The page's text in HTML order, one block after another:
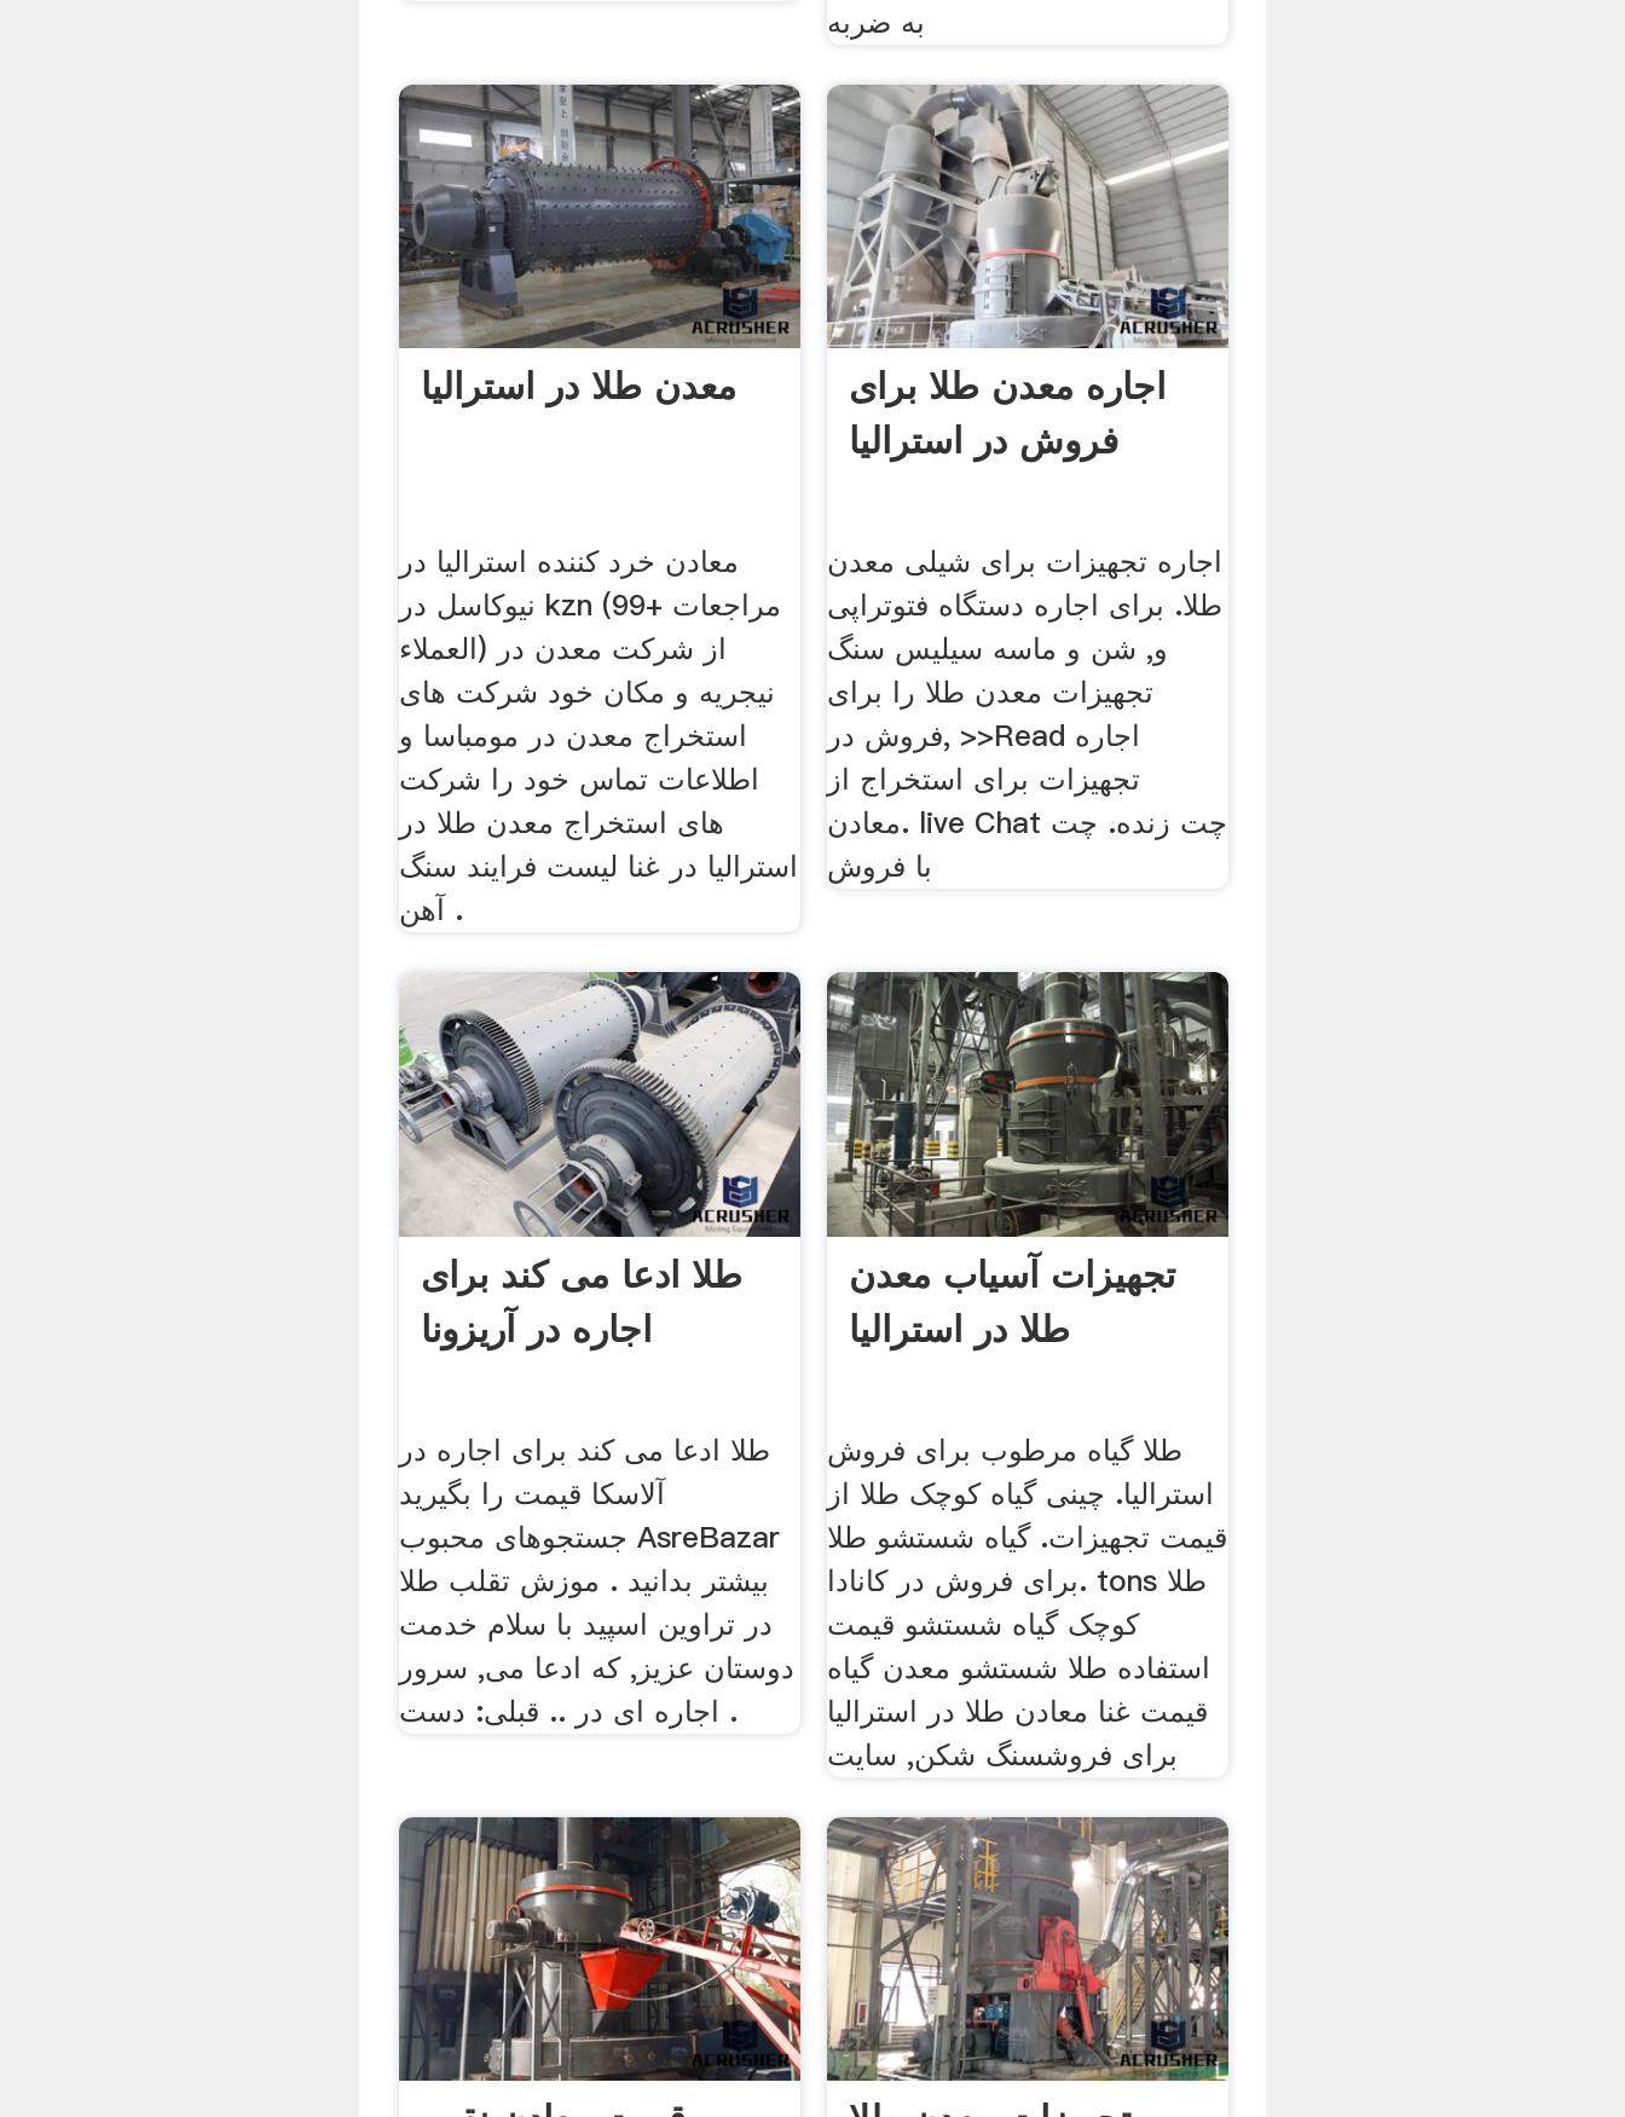
به ضربه
معدن طلا در استرالیا
معادن خرد کننده استرالیا در
نیوکاسل در kzn (99+ مراجعات
العملاء) از شرکت معدن در
نیجریه و مکان خود شرکت های
استخراج معدن در مومباسا و
اطلاعات تماس خود را شرکت
های استخراج معدن طلا در
استرالیا در غنا لیست فرایند سنگ
آهن .
اجاره معدن طلا برای
فروش در استرالیا
اجاره تجهیزات برای شیلی معدن
طلا. برای اجاره دستگاه فتوتراپی
و, شن و ماسه سیلیس سنگ
تجهیزات معدن طلا را برای
فروش در, >>Read اجاره
تجهیزات برای استخراج از
معادن. live Chat چت زنده. چت
با فروش
طلا ادعا می کند برای
اجاره در آریزونا
طلا ادعا می کند برای اجاره در
آلاسکا قیمت را بگیرید
جستجوهای محبوب AsreBazar
بیشتر بدانید . موزش تقلب طلا
در تراوین اسپید با سلام خدمت
دوستان عزیز, که ادعا می, سرور
اجاره ای در .. قبلی: دست .
تجهیزات آسیاب معدن
طلا در استرالیا
طلا گیاه مرطوب برای فروش
استرالیا. چینی گیاه کوچک طلا از
قیمت تجهیزات. گیاه شستشو طلا
برای فروش در کانادا. tons طلا
کوچک گیاه شستشو قیمت
استفاده طلا شستشو معدن گیاه
قیمت غنا معادن طلا در استرالیا
برای فروشسنگ شکن, سایت